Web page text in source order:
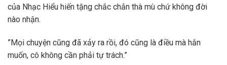
của Nhạc Hiểu hiến tặng chắc chắn thà mù chứ không đời
nào nhận.
”Mọi chuyện cũng đã xảy ra rồi, đó cũng là điều mà hắn
muốn, cô không cần phải tự trách.”